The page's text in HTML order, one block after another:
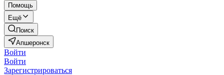
Помощь
Ещё
Поиск
Апшеронск
Войти
Войти
Зарегистрироваться